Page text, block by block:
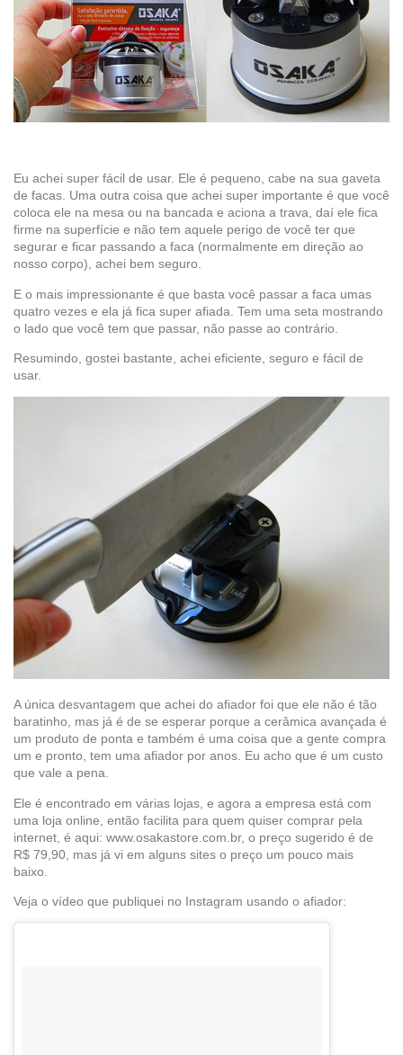
Eu achei super fácil de usar. Ele é pequeno, cabe na sua gaveta
de facas. Uma outra coisa que achei super importante é que você
coloca ele na mesa ou na bancada e aciona a trava, daí ele fica
firme na superfície e não tem aquele perigo de você ter que
segurar e ficar passando a faca (normalmente em direção ao
nosso corpo), achei bem seguro.
E o mais impressionante é que basta você passar a faca umas
quatro vezes e ela já fica super afiada. Tem uma seta mostrando
o lado que você tem que passar, não passe ao contrário.
Resumindo, gostei bastante, achei eficiente, seguro e fácil de
usar.
A única desvantagem que achei do afiador foi que ele não é tão
baratinho, mas já é de se esperar porque a cerâmica avançada é
um produto de ponta e também é uma coisa que a gente compra
um e pronto, tem uma afiador por anos. Eu acho que é um custo
que vale a pena.
Ele é encontrado em várias lojas, e agora a empresa está com
uma loja online, então facilita para quem quiser comprar pela
internet, é aqui: www.osakastore.com.br, o preço sugerido é de
R$ 79,90, mas já vi em alguns sites o preço um pouco mais
baixo.
Veja o vídeo que publiquei no Instagram usando o afiador: